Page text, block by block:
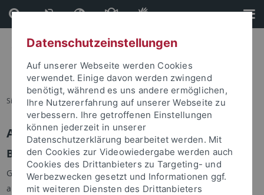
Direkt
zum
Inhalt
Direkt
zur
Fußleiste
Sie sind hier: Startseite
Anmelden
Benutzeranmeldung
Geben Sie Ihren Benutzernamen und Ihr Passwort an um sich
anzumelden:
Datenschutzeinstellungen
Auf unserer Webseite werden Cookies
verwendet. Einige davon werden zwingend
benötigt, während es uns andere ermöglichen,
Ihre Nutzererfahrung auf unserer Webseite zu
verbessern. Ihre getroffenen Einstellungen
können jederzeit in unserer
Datenschutzerklärung bearbeitet werden. Mit
den Cookies zur Videowiedergabe werden auch
Cookies des Drittanbieters zu Targeting- und
Werbezwecken gesetzt und Informationen ggf.
mit weiteren Diensten des Drittanbieters